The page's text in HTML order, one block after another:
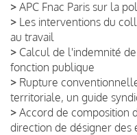
> APC Fnac Paris sur la
> Les interventions du
au travail
> Calcul de l'indemnité
fonction publique
> Rupture
territoriale, un guide
> Accord de composition
direction de désigner des